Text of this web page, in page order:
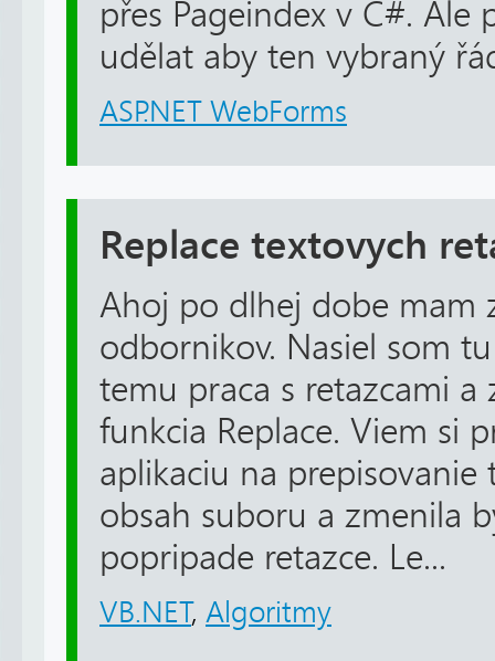
přes Pageindex v C#.
udělat aby ten vybraný
ASP.NET WebForms
Replace textovych
Ahoj po dlhej dobe mam
odbornikov. Nasiel som
temu praca s retazcami a
funkcia Replace. Viem si
aplikaciu na
obsah suboru a zmenila
popripade retazce. Le...
VB.NET, Algoritmy